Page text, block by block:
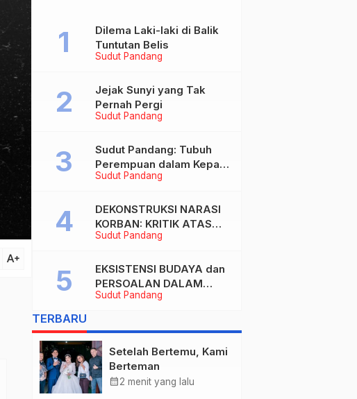
text_increase
Sudut Pandang
Dilema Laki-laki di Balik
Tuntutan Belis
Sudut Pandang
Jejak Sunyi yang Tak
Pernah Pergi
Sudut Pandang
Sudut Pandang: Tubuh
Perempuan dalam Kepala
Laki-laki
Sudut Pandang
DEKONSTRUKSI NARASI
KORBAN: KRITIK ATAS
BIAS MASKULIN DAN
PEREMPUAN DALAM
ARTIKEL “DILEMA LAKI-
LAKI DI BALIK TUNTUTAN
Sudut Pandang
EKSISTENSI BUDAYA dan
PERSOALAN DALAM
DUNIA KONTEMPORER
TERBARU
Setelah Bertemu, Kami
Berteman
calendar_month2 menit yang lalu